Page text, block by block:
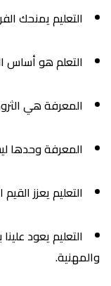
التعليم يمنحك
التعلم هو أساس
المعرفة هي
المعرفة وحدها
التعليم يعزز
التعليم يعود
والمهنية.